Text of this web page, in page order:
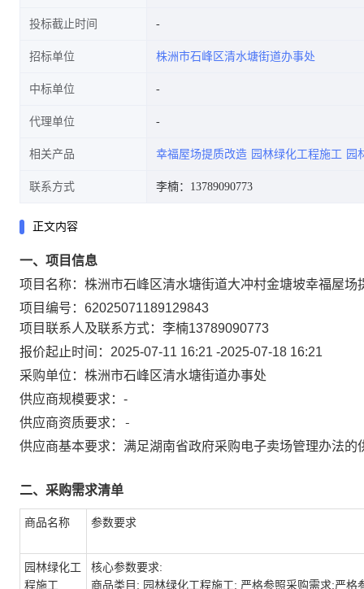
投标截止时间
招标单位 株洲市石峰区清水塘街道办事处
中标单位
代理单位
相关产品 幸福屋场提质改造 园林绿化工程施工 园
联系方式 李楠：13789090773
正文内容
一、项目信息
项目名称： 株洲市石峰区清水塘街道大冲村金塘坡幸福屋场
项目编号： 62025071189129843
项目联系人及联系方式： 李楠13789090773
报价起止时间： 2025-07-11 16:21 -2025-07-18 16:21
采购单位： 株洲市石峰区清水塘街道办事处
供应商规模要求： -
供应商资质要求：
-
供应商基本要求：满足湖南省政府采购电子卖场管理办法的
二、采购需求清单
商品名称 参数要求
园林绿化工
程施工
核心参数要求:
商品类目: 园林绿化工程施工; 严格参照采购需求:严格